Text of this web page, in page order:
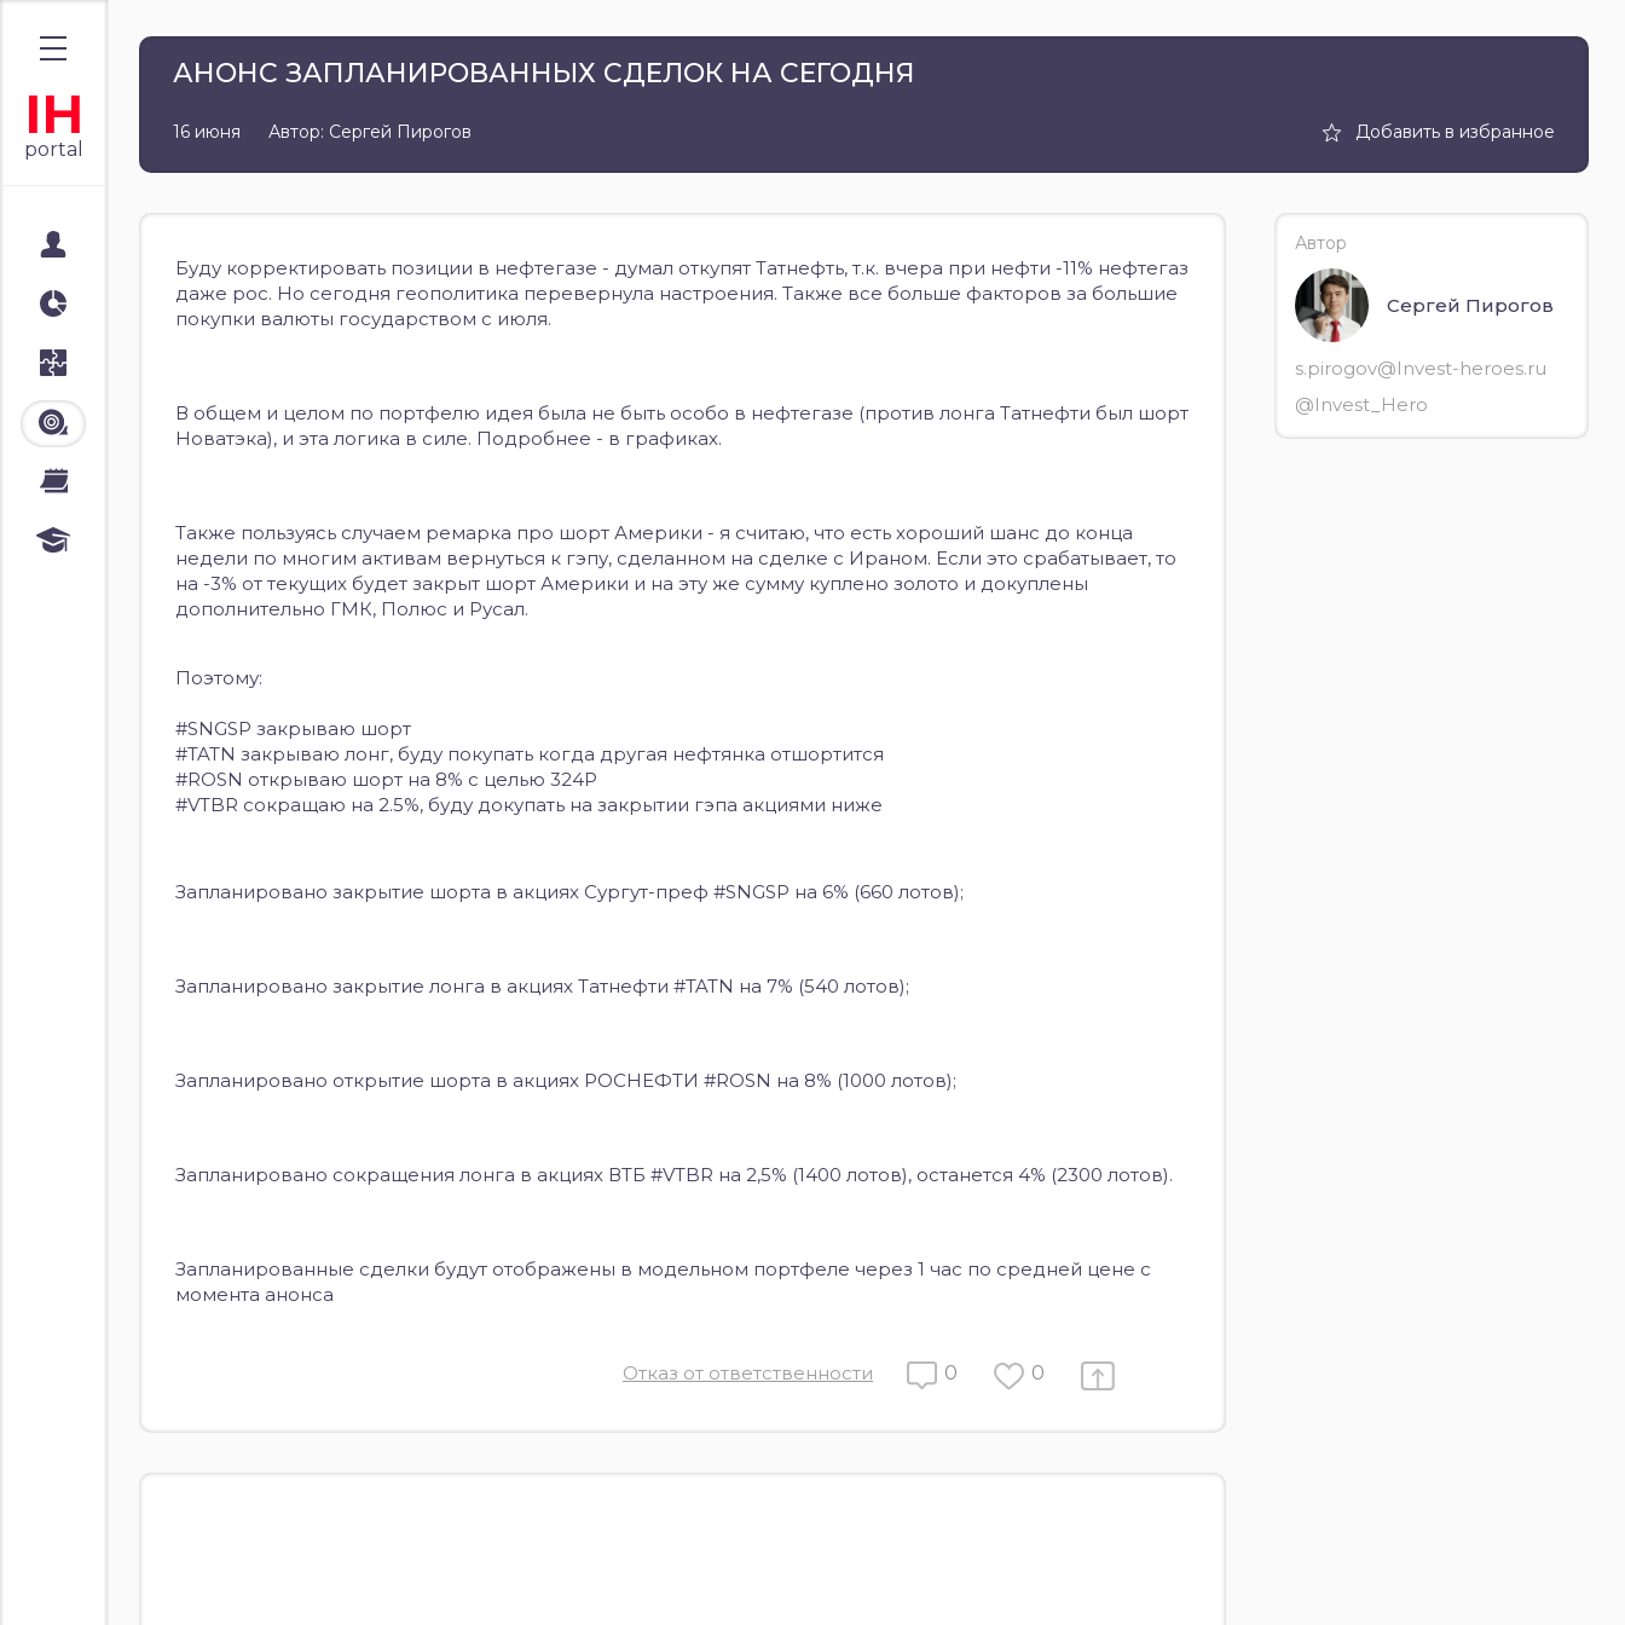
IH
portal
Аналитика
Лента
облигациям
АНОНС ЗАПЛАНИРОВАННЫХ СДЕЛОК НА СЕГОДНЯ
16 июня Автор: Сергей Пирогов Добавить в избранное
Буду корректировать позиции в нефтегазе - думал откупят Татнефть, т.к. вчера при нефти -11% нефтегаз
даже рос. Но сегодня геополитика перевернула настроения. Также все больше факторов за большие
покупки валюты государством с июля.
В общем и целом по портфелю идея была не быть особо в нефтегазе (против лонга Татнефти был шорт
Новатэка), и эта логика в силе. Подробнее - в графиках.
Также пользуясь случаем ремарка про шорт Америки - я считаю, что есть хороший шанс до конца
недели по многим активам вернуться к гэпу, сделанном на сделке с Ираном. Если это срабатывает, то
на -3% от текущих будет закрыт шорт Америки и на эту же сумму куплено золото и докуплены
дополнительно ГМК, Полюс и Русал.
Поэтому:
#SNGSP закрываю шорт
#TATN закрываю лонг, буду покупать когда другая нефтянка отшортится
#ROSN открываю шорт на 8% с целью 324Р
#VTBR сокращаю на 2.5%, буду докупать на закрытии гэпа акциями ниже
Запланировано закрытие шорта в акциях Сургут-преф #SNGSP на 6% (660 лотов);
Запланировано закрытие лонга в акциях Татнефти #TATN на 7% (540 лотов);
Запланировано открытие шорта в акциях РОСНЕФТИ #ROSN на 8% (1000 лотов);
Запланировано сокращения лонга в акциях ВТБ #VTBR на 2,5% (1400 лотов), останется 4% (2300 лотов).
Запланированные сделки будут отображены в модельном портфеле через 1 час по средней цене с
момента анонса
Отказ от ответственности 0 0
Автор
Сергей Пирогов
s.pirogov@Invest-heroes.ru
@Invest_Hero